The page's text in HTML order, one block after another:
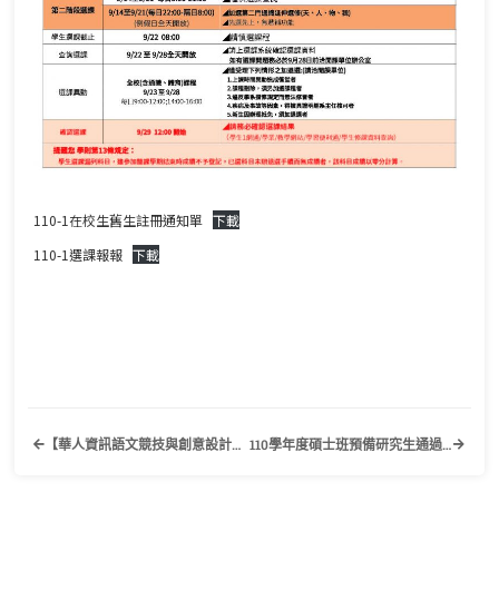
110-1在校生舊生註冊通知單 下載
110-1選課報報 下載
【華人資訊語文競技與創意設計大賞─2021第十屆專業英日文詞彙與聽力能力大賽】歡迎有興趣的同學踴躍報名參加！ 110學年度碩士班預備研究生通過名單公告